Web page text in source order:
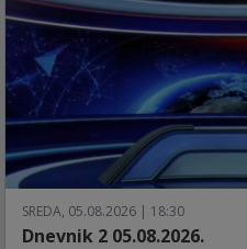
SREDA, 05.08.2026 | 18:30
Dnevnik 2 05.08.2026.